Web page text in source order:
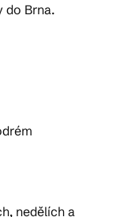
do Brna.
nedělích a